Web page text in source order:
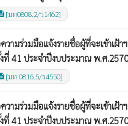
description [มท0808.2/ว1462]
วามร่วมมือแจ้งรายชื่อผู้ที่จะเข้าเฝ้
ที่ 41 ประจำปีงบประมาณ พ.ศ.2570
description [มท 0816.5/ว4550]
วามร่วมมือแจ้งรายชื่อผู้ที่จะเข้าเฝ้
ที่ 41 ประจำปีงบประมาณ พ.ศ.2570